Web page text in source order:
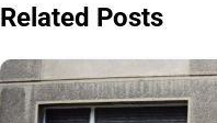
Related Posts